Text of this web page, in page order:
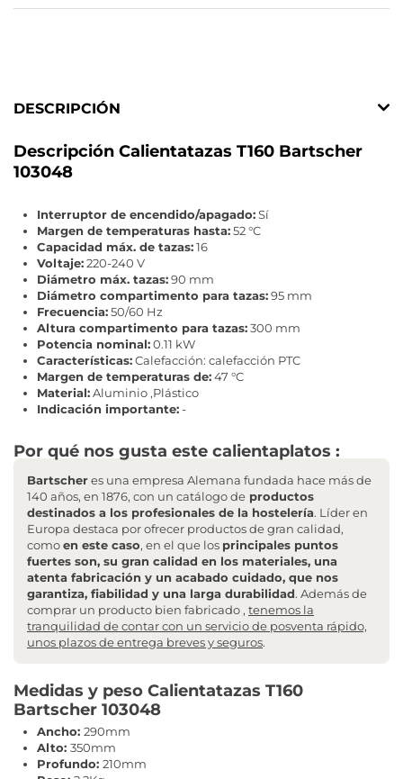
DESCRIPCIÓN
Descripción Calientatazas T160 Bartscher
103048
Interruptor de encendido/apagado:Sí
Margen de temperaturas hasta:52 °C
Capacidad máx. de tazas:16
Voltaje:220-240 V
Diámetro máx. tazas:90 mm
Diámetro compartimento para tazas:95 mm
Frecuencia:50/60 Hz
Altura compartimento para tazas:300 mm
Potencia nominal:0.11 kW
Características:Calefacción: calefacción PTC
Margen de temperaturas de:47 °C
Material:Aluminio ,Plástico
Indicación importante:-
Por qué nos gusta este calientaplatos :
Bartscheres una empresa Alemana fundada hace más de
140 años, en 1876, con un catálogo de productos
destinados a los profesionales de la hostelería. Líder en
Europa destaca por ofrecer productos de gran calidad,
comoen este caso, en el que los principales puntos
fuertes son, su gran calidad en los materiales, una
atenta fabricación y un acabado cuidado, que nos
garantiza, fiabilidad y una larga durabilidad. Además de
comprar un producto bien fabricado , tenemos la
tranquilidad de contar con un servicio de posventa rápido,
unos plazos de entrega breves y seguros.
Medidas y peso Calientatazas T160
Bartscher 103048
Ancho: 290mm
Alto: 350mm
Profundo: 210mm